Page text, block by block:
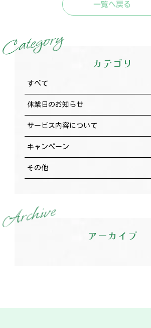
一覧へ戻る
Category
カテゴリ
すべて
休業日のお知らせ
サービス内容について
キャンペーン
その他
Archive
アーカイブ